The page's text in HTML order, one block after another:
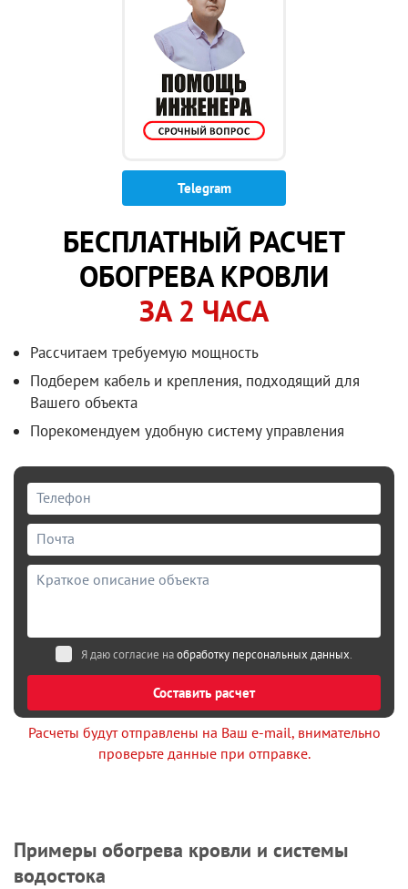
Telegram
БЕСПЛАТНЫЙ РАСЧЕТ
ОБОГРЕВА КРОВЛИ
ЗА 2 ЧАСА
Рассчитаем требуемую мощность
Подберем кабель и крепления, подходящий для
Вашего объекта
Порекомендуем удобную систему управления
Составить расчет
Я даю согласие наобработку персональных данных.
Расчеты будут отправлены на Ваш e-mail, внимательно
проверьте данные при отправке.
Примеры обогрева кровли и системы
водостока